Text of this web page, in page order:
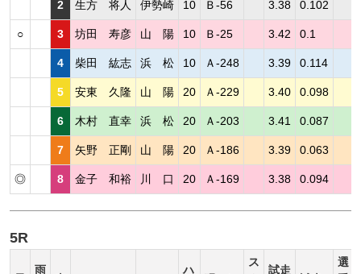
2 生方 将人 伊勢崎 10 Ｂ-56 3.38 0.102
○ 3 坊田 寿彦 山 陽 10 Ｂ-25 3.42 0.1
4 柴田 紘志 浜 松 10 Ａ-248 3.39 0.114
5 安東 久隆 山 陽 20 Ａ-229 3.40 0.098
6 木村 直幸 浜 松 20 Ａ-203 3.41 0.087
7 矢野 正剛 山 陽 20 Ａ-186 3.39 0.063
◎ 8 金子 和裕 川 口 20 Ａ-169 3.38 0.094
5R
雨
ハ
ス
試走
選